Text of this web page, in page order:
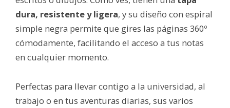
dura, resistente y ligera, y su diseño con espiral
simple negra permite que gires las páginas 360º
cómodamente, facilitando el acceso a tus notas
en cualquier momento.
Perfectas para llevar contigo a la universidad, al
trabajo o en tus aventuras diarias, sus varios